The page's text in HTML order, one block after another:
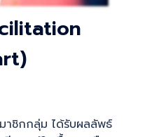
าชิกกลุ่ม ได้รับผลลัพธ์